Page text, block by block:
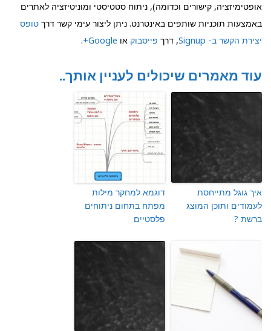
אופטימיזציה, קישורים וכדומה), ניתוח סטטיסטי ומוניטיזציה לאתרים
באמצעות תוכניות שותפים באינטרנט. ניתן ליצור עימי קשר דרך טופס
יצירת הקשר ב- Signup
, דרך פייסבוק או Google+
.
עוד מאמרים שיכולים לעניין אותך..
איך גוגל מתייחסת
לעמודים ותוכן המוצג
ברשת ?
דוגמא למחקר מילות
מפתח בתחום ניתוחים
פלסטיים